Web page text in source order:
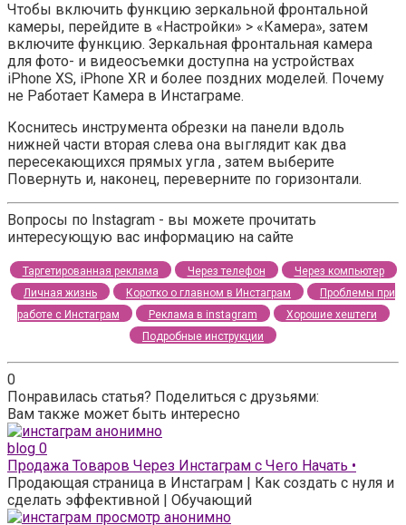
Чтобы включить функцию зеркальной фронтальной
камеры, перейдите в «Настройки» > «Камера», затем
включите функцию. Зеркальная фронтальная камера
для фото- и видеосъемки доступна на устройствах
iPhone XS, iPhone XR и более поздних моделей. Почему
не Работает Камера в Инстаграме.
Коснитесь инструмента обрезки на панели вдоль
нижней части вторая слева она выглядит как два
пересекающихся прямых угла , затем выберите
Повернуть и, наконец, переверните по горизонтали.
Вопросы по Instagram - вы можете прочитать
интересующую вас информацию на сайте
Таргетированная реклама Через телефон
Через компьютер
Личная жизнь
Коротко о главном в Инстаграм
Проблемы при
работе с Инстаграм
Реклама в instagram
Хорошие хештеги
Подробные инструкции
0
Понравилась статья? Поделиться с друзьями:
Вам также может быть интересно
blog 0
Продажа Товаров Через Инстаграм с Чего Начать •
Продающая страница в Инстаграм | Как создать с нуля и
сделать эффективной | Обучающий